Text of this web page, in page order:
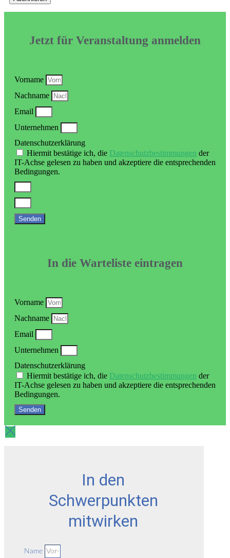
Jetzt für Veranstaltung anmelden
Vorname
Nachname
Email
Unternehmen
Datenschutzerklärung
Hiermit bestätige ich, die Datenschutzbestimmungen der
IT-Achse gelesen zu haben und akzeptiere die entsprechenden
Bedingungen.
Senden
In die Warteliste eintragen
Vorname
Nachname
Email
Unternehmen
Datenschutzerklärung
Hiermit bestätige ich, die Datenschutzbestimmungen der
IT-Achse gelesen zu haben und akzeptiere die entsprechenden
Bedingungen.
Senden
In den
Schwerpunkten
mitwirken
Name